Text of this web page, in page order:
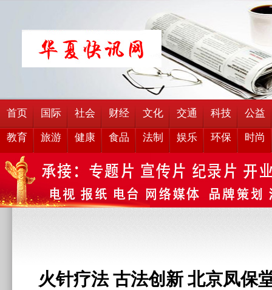
首页 国际 社会 财经 文化 交通 科技 公益
教育 旅游 健康 食品 法制 娱乐 环保 时尚
火针疗法 古法创新 北京凤保